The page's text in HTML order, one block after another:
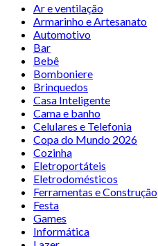
Ar e ventilação
Armarinho e Artesanato
Automotivo
Bar
Bebê
Bomboniere
Brinquedos
Casa Inteligente
Cama e banho
Celulares e Telefonia
Copa do Mundo 2026
Cozinha
Eletroportáteis
Eletrodomésticos
Ferramentas e Construção
Festa
Games
Informática